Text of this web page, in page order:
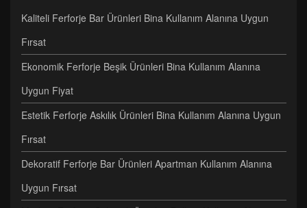
Kaliteli Ferforje Bar Ürünleri Bina Kullanım Alanına Uygun
Fırsat
Ekonomik Ferforje Beşik Ürünleri Bina Kullanım Alanına
Uygun Fiyat
Estetik Ferforje Askılık Ürünleri Bina Kullanım Alanına Uygun
Fırsat
Dekoratif Ferforje Bar Ürünleri Apartman Kullanım Alanına
Uygun Fırsat